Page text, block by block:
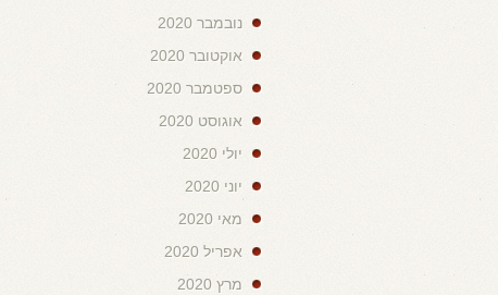
נובמבר 2020
אוקטובר 2020
ספטמבר 2020
אוגוסט 2020
יולי 2020
יוני 2020
מאי 2020
אפריל 2020
מרץ 2020